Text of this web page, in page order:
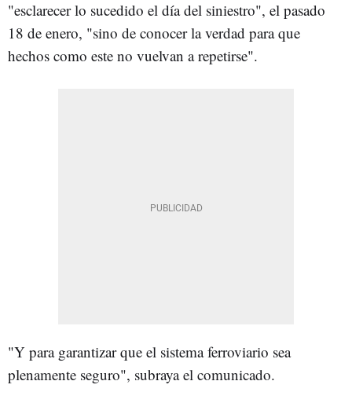
"esclarecer lo sucedido el día del siniestro", el pasado
18 de enero, "sino de conocer la verdad para que
hechos como este no vuelvan a repetirse".
"Y para garantizar que el sistema ferroviario sea
plenamente seguro", subraya el comunicado.